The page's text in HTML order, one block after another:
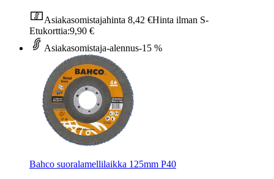
Asiakasomistajahinta 8,42 €Hinta ilman S-
Etukorttia:9,90 €
Asiakasomistaja-alennus-15 %
Bahco suoralamellilaikka 125mm P40